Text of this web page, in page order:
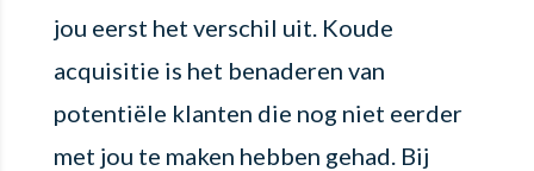
jou eerst het verschil uit. Koude
acquisitie is het benaderen van
potentiële klanten die nog niet eerder
met jou te maken hebben gehad. Bij